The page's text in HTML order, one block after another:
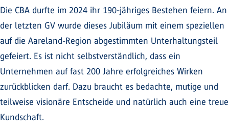
Die CBA durfte im 2024 ihr 190-jähriges Bestehen feiern. An
der letzten GV wurde dieses Jubiläum mit einem speziellen
auf die Aareland-Region abgestimmten Unterhaltungsteil
gefeiert. Es ist nicht selbstverständlich, dass ein
Unternehmen auf fast 200 Jahre erfolgreiches Wirken
zurückblicken darf. Dazu braucht es bedachte, mutige und
teilweise visionäre Entscheide und natürlich auch eine treue
Kundschaft.